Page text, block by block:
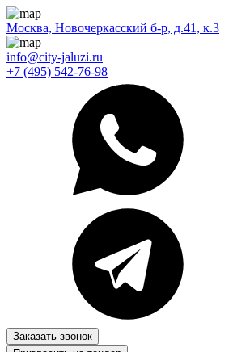
Москва, Новочеркасский б-р, д.41, к.3
info@city-jaluzi.ru
+7 (495) 542-76-98
Заказать звонок